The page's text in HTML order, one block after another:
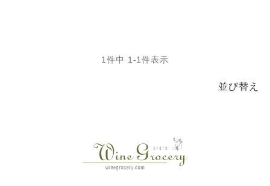
並び替え
1 件中 1 -1件表示